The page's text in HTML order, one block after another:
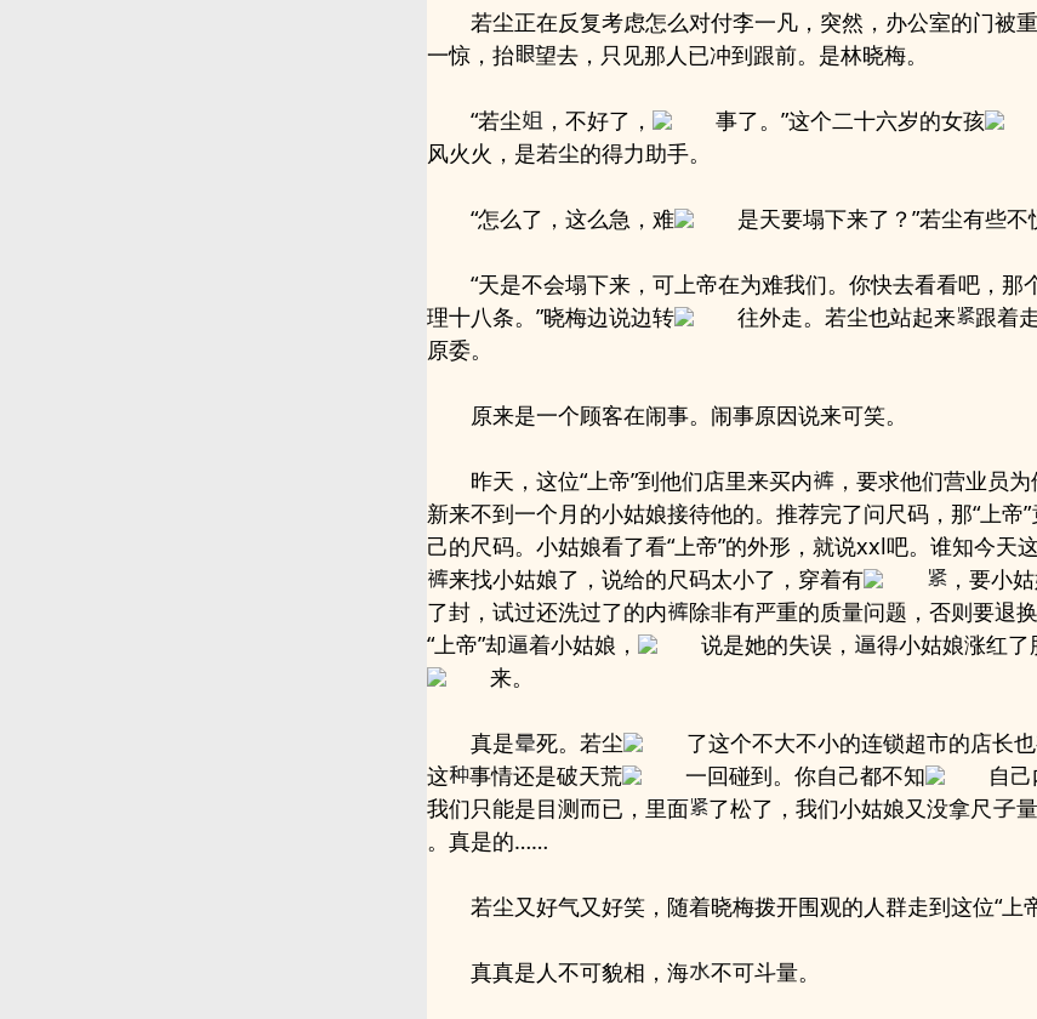
若尘正在反复考虑怎么对付李一凡，突然，办公室的门被
一惊，抬
望去，只见那人已冲到跟前。是林晓梅。
“若尘 ，不好了， 事了。”这个二十六岁的女孩
风火火，是若尘的得力助手。
“怎么了，这么急，难 是天要塌下来了？”若尘有些不
“天是不会塌下来，可上帝在为难我们。你快去看看吧，那
理十八条。”晓梅边说边转
往外走。若尘也站起来
跟着
原委。
原来是一个顾客在闹事。闹事原因说来可笑。
昨天，这位“上帝”到他们店里来买内
，要求他们营业员
新来不到一个月的小姑娘接待他的。推荐完了问尺码，那“上帝
己的尺码。小姑娘看了看“上帝”的外形，就说xxl吧。谁知今天
来找小姑娘了，说给的尺码太小了，穿着有
，要小
了封，试过还洗过了的内
除非有严重的质量问题，否则要退换
“上帝”却
着小姑娘， 说是她的失误， 得小姑娘涨红了
来。
真是 死。若尘
了这个不大不小的连锁超市的店长
这
事情还是破天荒 一回碰到。你自己都不知 自
我们只能是目测而已，里面
了松了，我们小姑娘又没拿尺
。真是的……
若尘又好气又好笑，随着晓梅拨开围观的人群走到这位“上帝
真真是人不可貌相，海 不可斗量。